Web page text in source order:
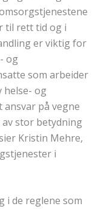
til rett tid og i
er viktig for
og
som arbeider
helse- og
på vegne
stor betydning
Kristin Mehre,
i
i de reglene som